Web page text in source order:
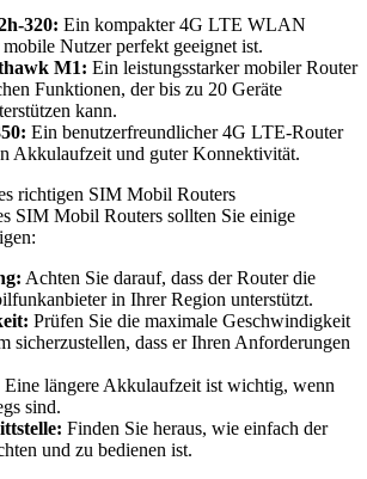
320: Ein kompakter 4G LTE WLAN
Nutzer perfekt geeignet ist.
M1: Ein leistungsstarker mobiler Router
Funktionen, der bis zu 20 Geräte
kann.
Ein benutzerfreundlicher 4G LTE-Router
Akkulaufzeit und guter Konnektivität.
richtigen SIM Mobil Routers
SIM Mobil Routers sollten Sie einige
Achten Sie darauf, dass der Router die
in Ihrer Region unterstützt.
Prüfen Sie die maximale Geschwindigkeit
sicherzustellen, dass er Ihren Anforderungen
Eine längere Akkulaufzeit ist wichtig, wenn
sind.
Finden Sie heraus, wie einfach der
und zu bedienen ist.